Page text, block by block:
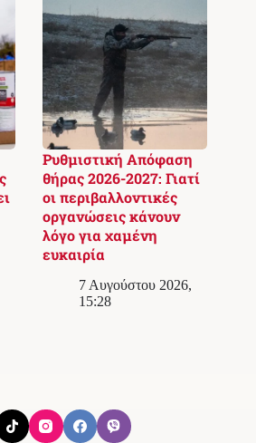
Ρυθμιστική Απόφαση
θήρας 2026-2027: Γιατί
οι περιβαλλοντικές
οργανώσεις κάνουν
λόγο για χαμένη
ευκαιρία
7 Αυγούστου 2026,
15:28